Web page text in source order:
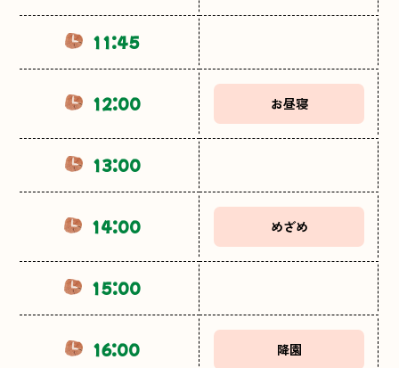
11:45
12:00 お昼寝
13:00
14:00 めざめ
15:00
16:00 降園